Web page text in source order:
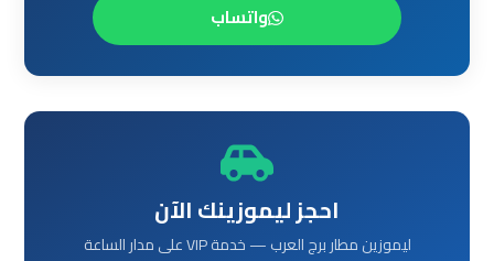
واتساب
احجز ليموزينك الآن
ليموزين مطار برج العرب — خدمة VIP على مدار الساعة
ليموزين